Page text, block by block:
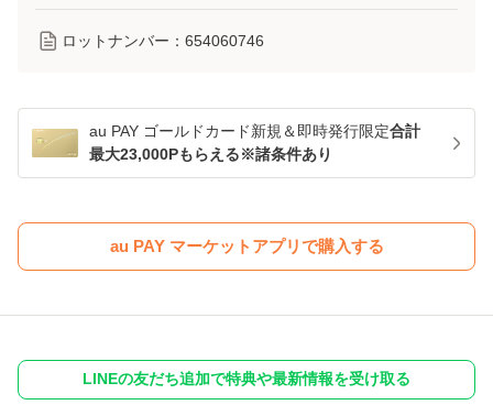
ロットナンバー： 654060746
au PAY ゴールドカード新規＆即時発行限定合計
最大23,000Pもらえる※諸条件あり
au PAY マーケットアプリで購入する
LINEの友だち追加で特典や最新情報を受け取る